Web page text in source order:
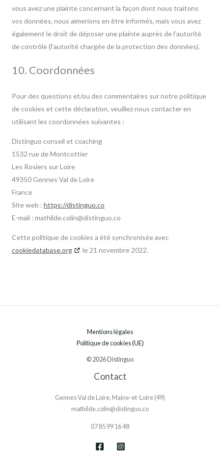
vous avez une plainte concernant la façon dont nous traitons
vos données, nous aimerions en être informés, mais vous avez
également le droit de déposer une plainte auprès de l’autorité
de contrôle (l’autorité chargée de la protection des données).
10. Coordonnées
Pour des questions et/ou des commentaires sur notre politique
de cookies et cette déclaration, veuillez nous contacter en
utilisant les coordonnées suivantes :
Distinguo conseil et coaching
1532 rue de Montcottier
Les Rosiers sur Loire
49350 Gennes Val de Loire
France
Site web : https://distinguo.co
E-mail : mathilde.colin@distinguo.co
Cette politique de cookies a été synchronisée avec
cookiedatabase.org
le 21 novembre 2022.
Mentions légales
Politique de cookies (UE)
© 2026 Distinguo
Contact
Gennes Val de Loire, Maine-et-Loire (49)
mathilde.colin@distinguo.co
07 85 99 16 48